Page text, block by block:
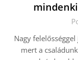
Nagy
mert a